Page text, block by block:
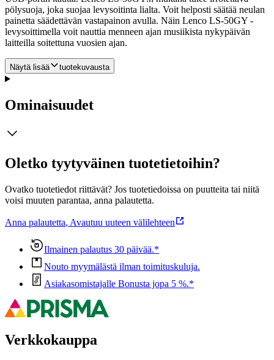
pölysuoja, joka suojaa levysoitinta lialta. Voit helposti säätää neulan
painetta säädettävän vastapainon avulla. Näin Lenco LS-50GY -
levysoittimella voit nauttia menneen ajan musiikista nykypäivän
laitteilla soitettuna vuosien ajan.
Näytä lisää tuotekuvausta
Ominaisuudet
Oletko tyytyväinen tuotetietoihin?
Ovatko tuotetiedot riittävät? Jos tuotetiedoissa on puutteita tai niitä
voisi muuten parantaa, anna palautetta.
Anna palautetta, Avautuu uuteen välilehteen
Ilmainen palautus 30 päivää.*
Nouto myymälästä ilman toimituskuluja.
Asiakasomistajalle Bonusta jopa 5 %.*
Verkkokauppa